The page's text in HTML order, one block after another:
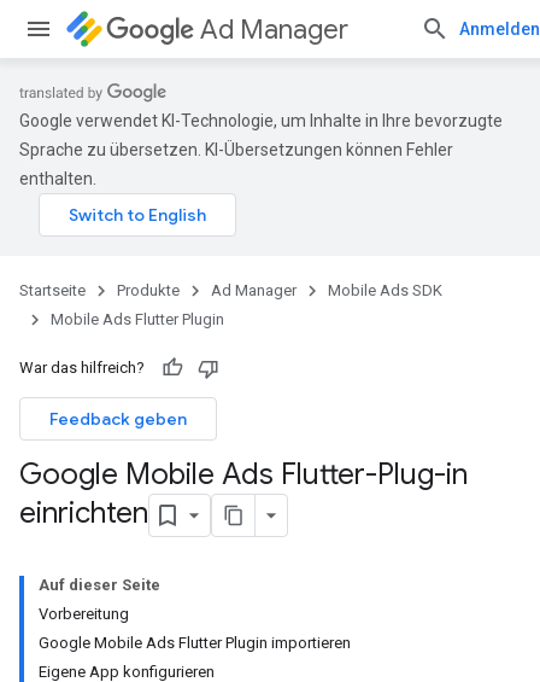
Ad Manager Anmelden
Google verwendet KI-Technologie, um Inhalte in Ihre bevorzugte
Sprache zu übersetzen. KI-Übersetzungen können Fehler
enthalten.
Startseite Produkte Ad Manager
Mobile Ads SDK
Mobile Ads Flutter Plugin
War das hilfreich?
Feedback geben
Google Mobile Ads Flutter-Plug-in
einrichten
Auf dieser Seite
Vorbereitung
Google Mobile Ads Flutter Plugin importieren
Eigene App konfigurieren